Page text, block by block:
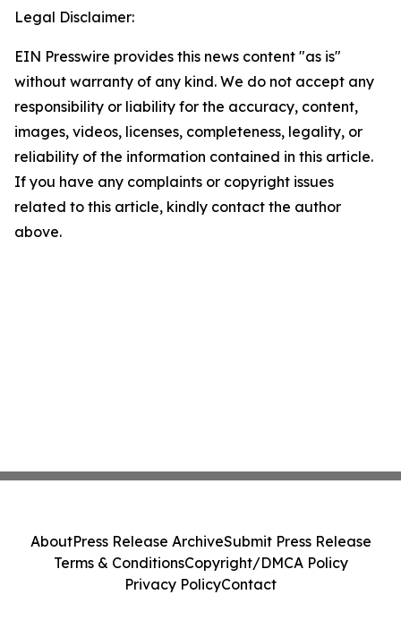
Legal Disclaimer:
EIN Presswire provides this news content "as is"
without warranty of any kind. We do not accept any
responsibility or liability for the accuracy, content,
images, videos, licenses, completeness, legality, or
reliability of the information contained in this article.
If you have any complaints or copyright issues
related to this article, kindly contact the author
above.
AboutPress Release ArchiveSubmit Press Release
Terms & ConditionsCopyright/DMCA Policy
Privacy PolicyContact